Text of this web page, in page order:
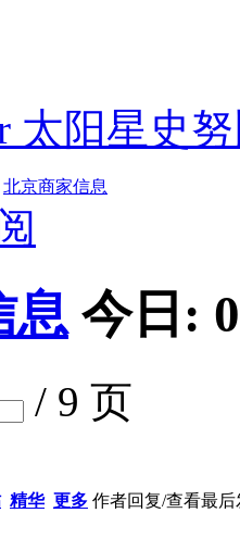
太阳星史
北京商家信息
息 今日: 0
/ 9 页
精华 更多 作者回复/查看最后